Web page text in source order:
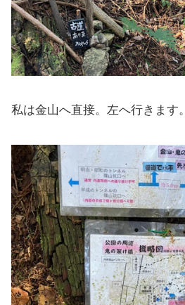
私は金山へ直接。左へ行きます。